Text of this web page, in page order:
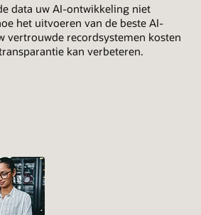
data uw AI‑ontwikkeling niet
het uitvoeren van de beste AI-
vertrouwde recordsystemen kosten
kan verbeteren.